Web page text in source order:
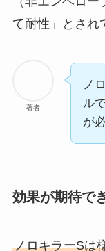
て耐性」とされ
著者
ノ
ル
が
効果が期待で
ノロキラーSは